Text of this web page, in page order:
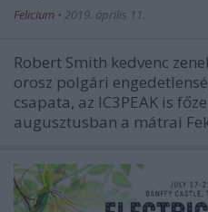
Felicium • 2019. április 11.
Robert Smith kedvenc
orosz polgári
csapata, az IC3PEAK is
augusztusban a mátrai